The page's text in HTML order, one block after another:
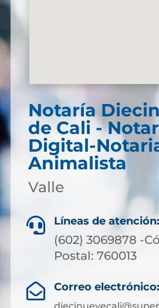
Notaría
de Cali -
Digital-
Animalista
Valle
 Líneas de atención:
(602) 3069878 -
Postal: 760013
 Correo electrónico: